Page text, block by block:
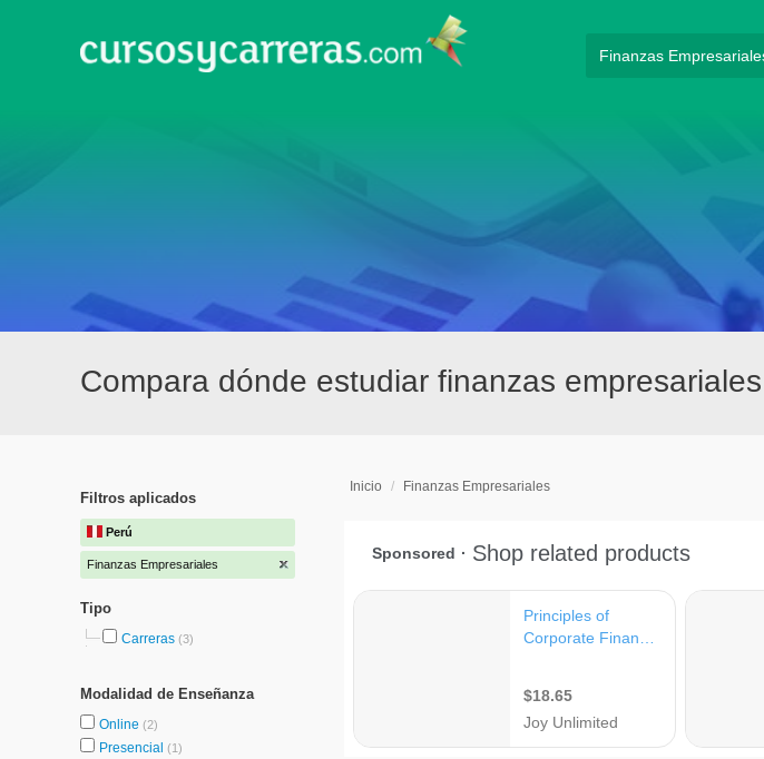
Compara dónde estudiar finanzas
Filtros aplicados
Perú
Finanzas Empresariales
Tipo
Carreras (3)
Modalidad de Enseñanza
Online (2)
Presencial (1)
Inicio / Finanzas Empresariales